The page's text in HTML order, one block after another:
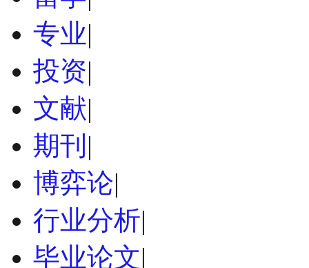
专业|
投资|
文献|
期刊 |
博弈论|
行业分析|
毕业论文|